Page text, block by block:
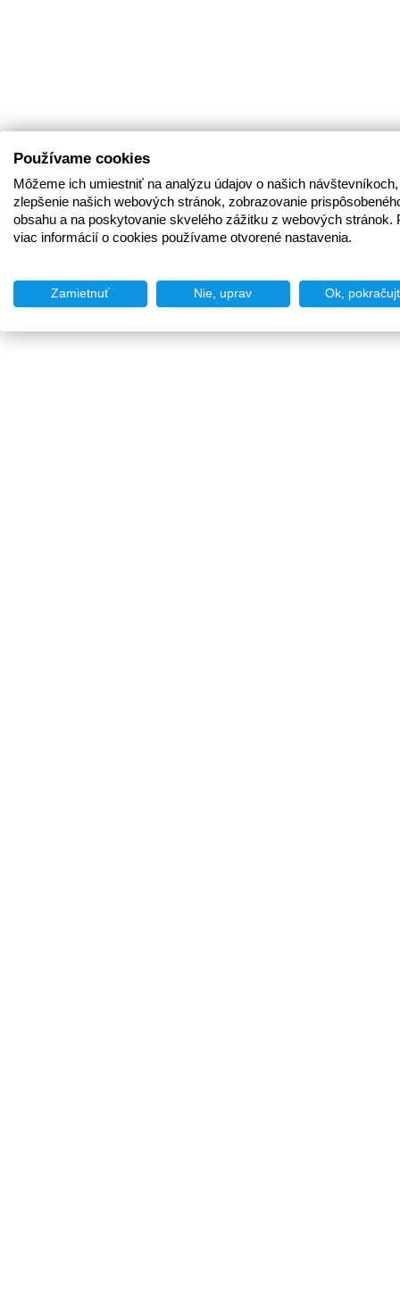
Používame cookies
Môžeme ich umiestniť na analýzu údajov o našich
zlepšenie našich webových stránok, zobrazovanie
obsahu a na poskytovanie skvelého zážitku z webových stránok.
viac informácií o cookies používame otvorené nastavenia.
Zamietnuť Nie, uprav Ok,